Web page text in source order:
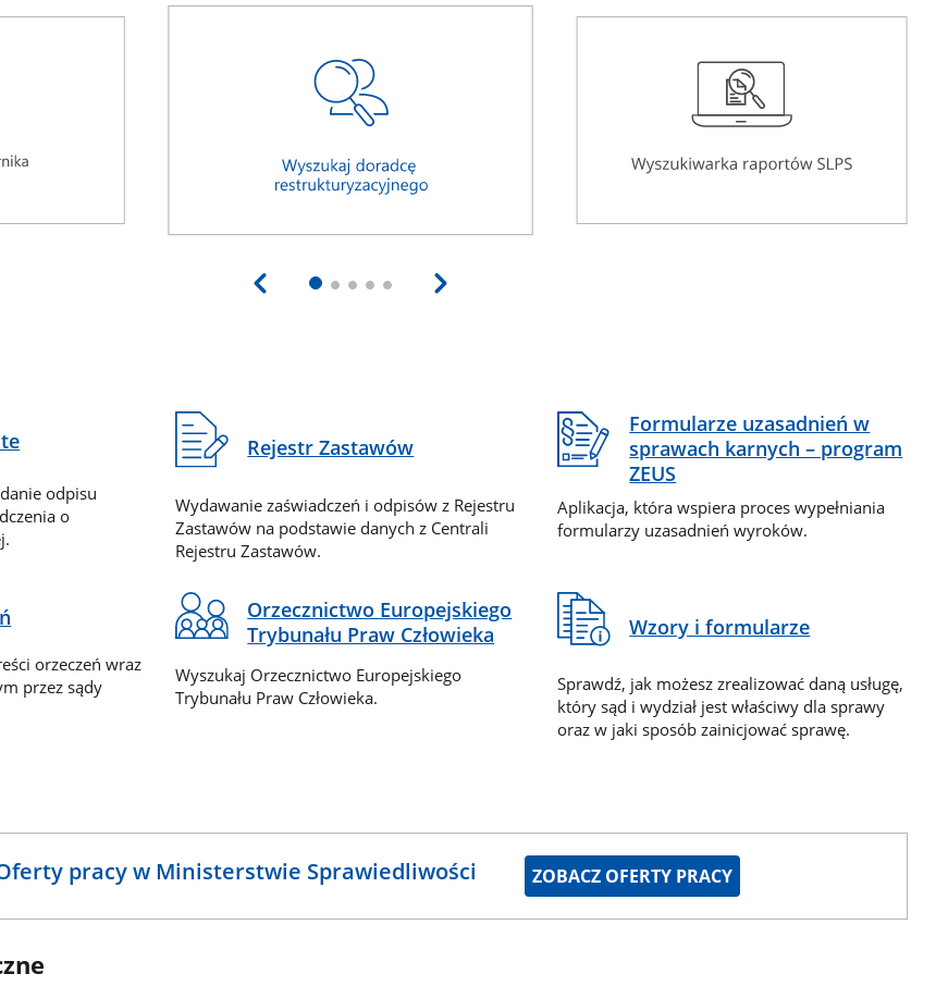
odpisu
o
Rejestr Zastawów
Wydawanie zaświadczeń i odpisów z Rejestru
Zastawów na podstawie danych z Centrali
Rejestru Zastawów.
Formularze uzasadnień w
sprawach karnych – program
ZEUS
Aplikacja, która wspiera proces wypełniania
formularzy uzasadnień wyroków.
orzeczeń wraz
przez sądy
Orzecznictwo Europejskiego
Trybunału Praw Człowieka
Wyszukaj Orzecznictwo Europejskiego
Trybunału Praw Człowieka.
Wzory i formularze
Sprawdź, jak możesz zrealizować daną usługę,
który sąd i wydział jest właściwy dla sprawy
oraz w jaki sposób zainicjować sprawę.
pracy w Ministerstwie Sprawiedliwości ZOBACZ OFERTY PRACY